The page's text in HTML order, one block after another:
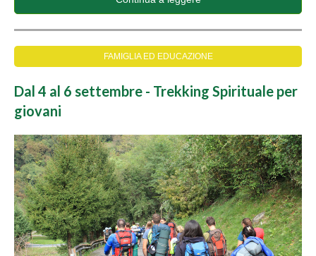
FAMIGLIA ED EDUCAZIONE
Dal 4 al 6 settembre - Trekking Spirituale per
giovani